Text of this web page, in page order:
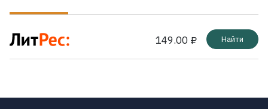
149.00 ₽ Найти